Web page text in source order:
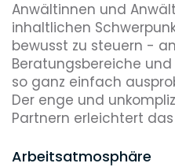
Anwältinnen und
inhaltlichen
bewusst zu steuern -
Beratungsbereiche
so ganz einfach
Der enge und
Partnern erleichtert
Arbeitsatmosphäre